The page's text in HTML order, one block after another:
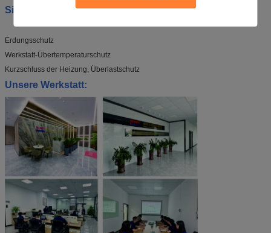
Sicherheitsmaßnahmen:
Erdungsschutz
Werkstatt-Übertemperaturschutz
Kurzschluss der Heizung, Überlastschutz
Unsere Werkstatt: